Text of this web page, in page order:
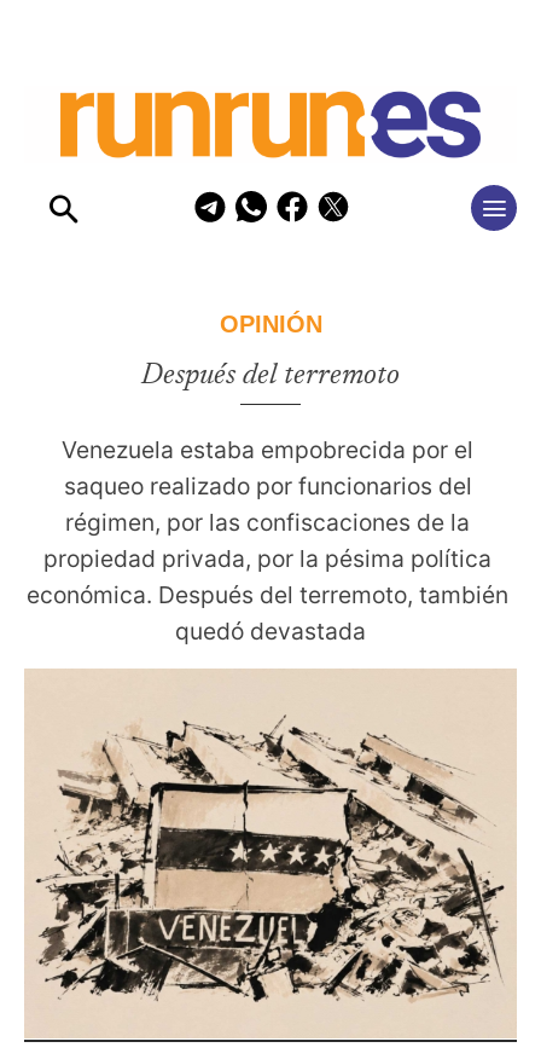
OPINIÓN
Después del terremoto
Venezuela estaba empobrecida por el
saqueo realizado por funcionarios del
régimen, por las confiscaciones de la
propiedad privada, por la pésima política
económica. Después del terremoto, también
quedó devastada